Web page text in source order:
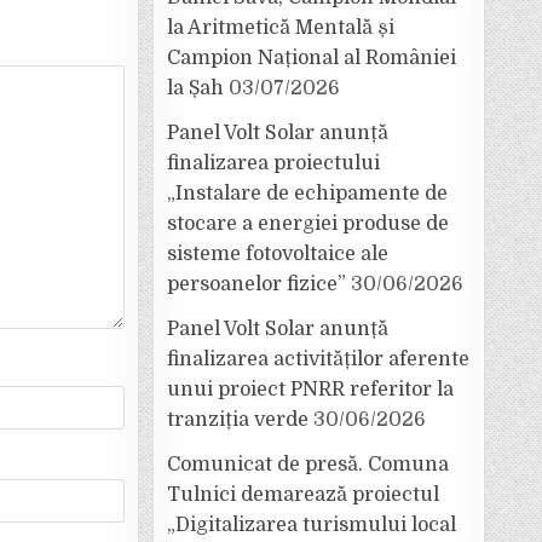
la Aritmetică Mentală și
Campion Național al României
la Șah 03/07/2026
Panel Volt Solar anunță
finalizarea proiectului
„Instalare de echipamente de
stocare a energiei produse de
sisteme fotovoltaice ale
persoanelor fizice” 30/06/2026
Panel Volt Solar anunță
finalizarea activităților aferente
unui proiect PNRR referitor la
tranziția verde 30/06/2026
Comunicat de presă. Comuna
Tulnici demarează proiectul
„Digitalizarea turismului local